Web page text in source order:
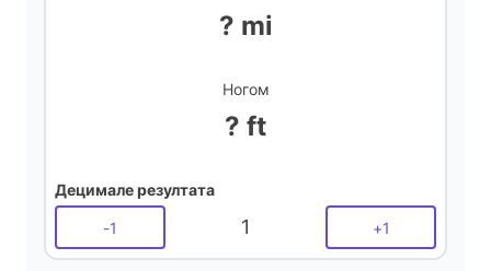
? mi
Ногом
? ft
Децимале резултата
-1 1 +1